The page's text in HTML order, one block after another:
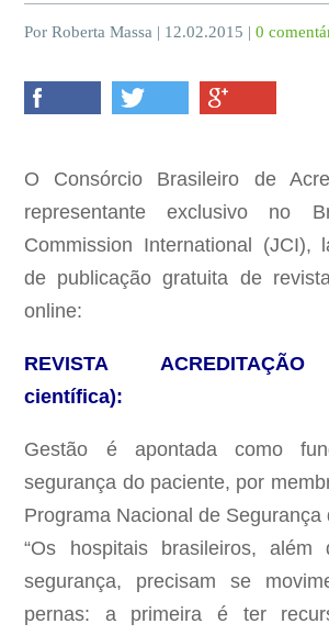
Por Roberta Massa | 12.02.2015 |0
O Consórcio Brasileiro de
representante exclusivo no
Commission International (JCI),
de publicação gratuita de
online:
REVISTA
científica):
Gestão é apontada como
segurança do paciente, por
Programa Nacional de Segurança
“Os hospitais brasileiros,
segurança, precisam se
pernas: a primeira é ter